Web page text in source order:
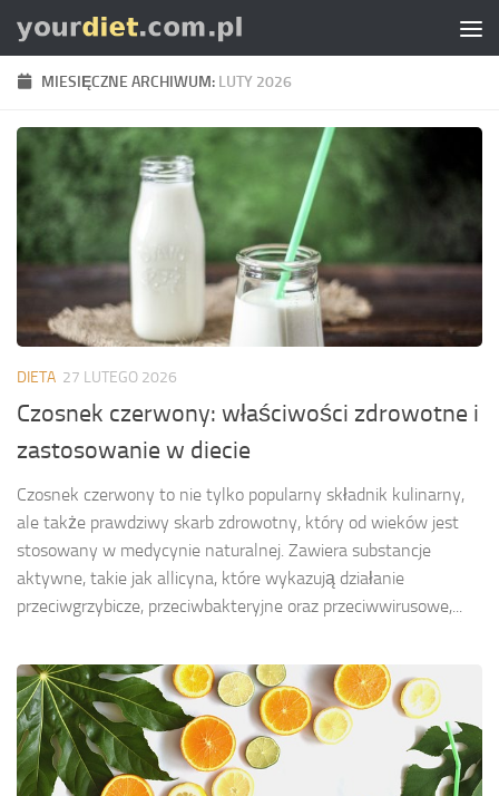
Skip to content
MIESIĘCZNE ARCHIWUM: LUTY 2026
DIETA 27 LUTEGO 2026
Czosnek czerwony: właściwości zdrowotne i
zastosowanie w diecie
Czosnek czerwony to nie tylko popularny składnik kulinarny,
ale także prawdziwy skarb zdrowotny, który od wieków jest
stosowany w medycynie naturalnej. Zawiera substancje
aktywne, takie jak allicyna, które wykazują działanie
przeciwgrzybicze, przeciwbakteryjne oraz przeciwwirusowe,...